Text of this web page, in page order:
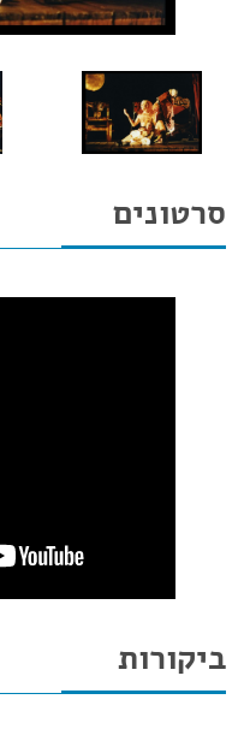
סרטונים
ביקורות